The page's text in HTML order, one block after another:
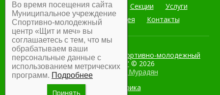
Главная Мероприятия Секции
Услуги
Документы
Фотогалерея Контакты
Муниципальное учреждение Спортивно-молодежный
центр "Щит и меч" © 2026
Разработка:Армен Мурадян
Во время посещения сайта
Муниципальное учреждение
Спортивно-молодежный
центр «Щит и меч» вы
соглашаетесь с тем, что мы
обрабатываем ваши
персональные данные с
использованием метрических
программ. Подробнее